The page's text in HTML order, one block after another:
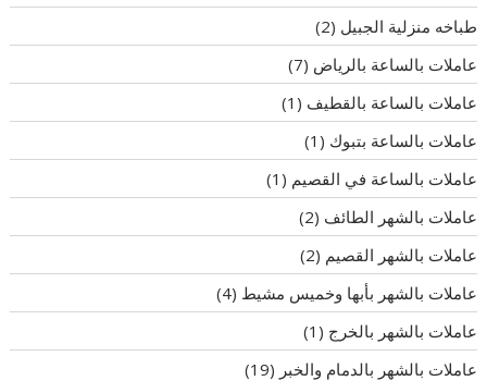
طباخه منزلية الجبيل (2)
عاملات بالساعة بالرياض (7)
عاملات بالساعة بالقطيف (1)
عاملات بالساعة بتبوك (1)
عاملات بالساعة في القصيم (1)
عاملات بالشهر الطائف (2)
عاملات بالشهر القصيم (2)
عاملات بالشهر بأبها وخميس مشيط (4)
عاملات بالشهر بالخرج (1)
عاملات بالشهر بالدمام والخبر (19)